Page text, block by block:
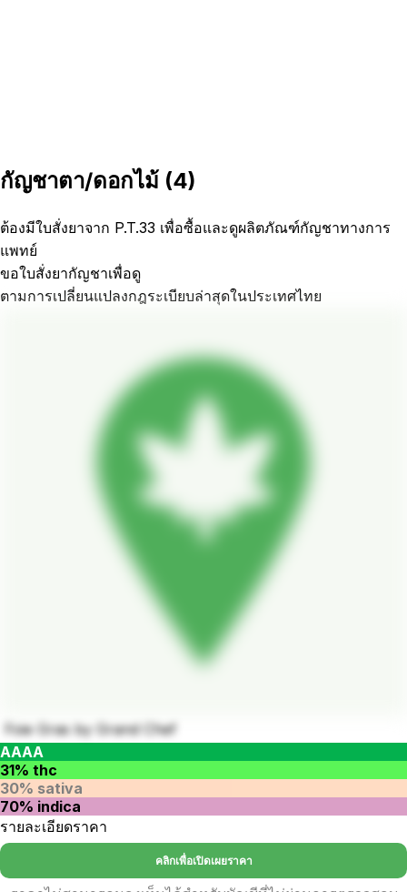
กัญชาตา/ดอกไม้ (4)
ต้องมีใบสั่งยาจาก P.T.33 เพื่อซื้อและดูผลิตภัณฑ์กัญชาทางการ
แพทย์
ขอใบสั่งยากัญชาเพื่อดู
ตามการเปลี่ยนแปลงกฎระเบียบล่าสุดในประเทศไทย
Foie Gras by Grand Chef
AAAA
31% thc
30% sativa
70% indica
รายละเอียดราคา
คลิกเพื่อเปิดเผยราคา